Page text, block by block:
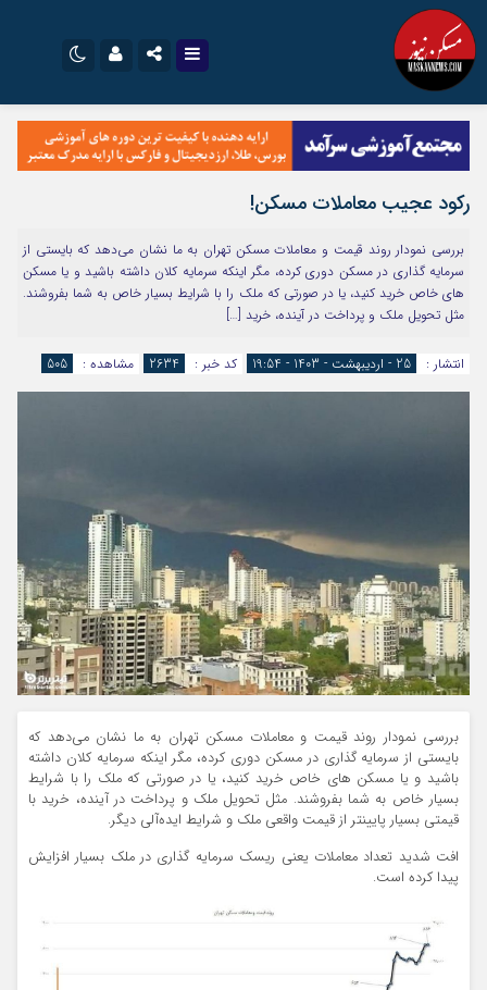
اینستاگرام
تلگرام
سروش
ایتا
آپارات
نام کاربری یا نشانی ایمیل
رمز عبور
مرا به خاطر بسپار
رکود عجیب معاملات مسکن!
بررسی نمودار روند قیمت و معاملات مسکن تهران به ما نشان می‌دهد که بایستی از
سرمایه گذاری در مسکن دوری کرده، مگر اینکه سرمایه کلان داشته باشید و یا مسکن
های خاص خرید کنید، یا در صورتی که ملک را با شرایط بسیار خاص به شما بفروشند.
مثل تحویل ملک و پرداخت در آینده، خرید […]
انتشار : 25 - اردیبهشت - 1403 - 19:54 کد خبر : 2634 مشاهده : 505
بررسی نمودار روند قیمت و معاملات مسکن تهران به ما نشان می‌دهد که
بایستی از سرمایه گذاری در مسکن دوری کرده، مگر اینکه سرمایه کلان داشته
باشید و یا مسکن های خاص خرید کنید، یا در صورتی که ملک را با شرایط
بسیار خاص به شما بفروشند. مثل تحویل ملک و پرداخت در آینده، خرید با
قیمتی بسیار پایینتر از قیمت واقعی ملک و شرایط ایده‌آلی دیگر.
افت شدید تعداد معاملات یعنی ریسک سرمایه گذاری در ملک بسیار افزایش
پیدا کرده است.